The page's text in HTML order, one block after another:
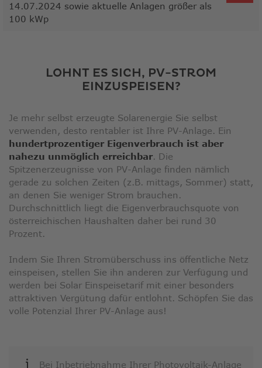
14.07.2024 sowie aktuelle Anlagen größer als
100 kWp
LOHNT ES SICH, PV-STROM
EINZUSPEISEN?
Je mehr selbst erzeugte Solarenergie Sie selbst
verwenden, desto rentabler ist Ihre PV-Anlage. Ein
hundertprozentiger Eigenverbrauch ist aber
nahezu unmöglich erreichbar. Die
Spitzenerzeugnisse von PV-Anlage finden nämlich
gerade zu solchen Zeiten (z.B. mittags, Sommer) statt,
an denen Sie weniger Strom brauchen.
Durchschnittlich liegt die Eigenverbrauchsquote von
österreichischen Haushalten daher bei rund 30
Prozent.
Indem Sie Ihren Stromüberschuss ins öffentliche Netz
einspeisen, stellen Sie ihn anderen zur Verfügung und
werden bei Solar Einspeisetarif mit einer besonders
attraktiven Vergütung dafür entlohnt. Schöpfen Sie das
volle Potenzial Ihrer PV-Anlage aus!
Bei Inbetriebnahme Ihrer Photovoltaik-Anlage